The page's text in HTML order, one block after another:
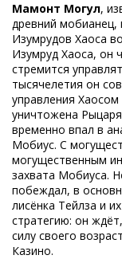
Мамонт Могул,
древний мобианец,
Изумрудов Хаоса
Изумруд Хаоса, он
стремится
тысячелетия он
управления
уничтожена
временно впал в
Мобиус. С
могущественным
захвата Мобиуса.
побеждал, в
лисёнка Тейлза и
стратегию: он
силу своего
Казино.